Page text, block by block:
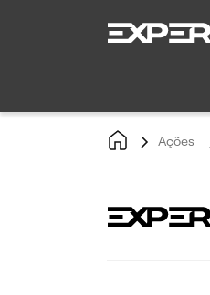
Ações